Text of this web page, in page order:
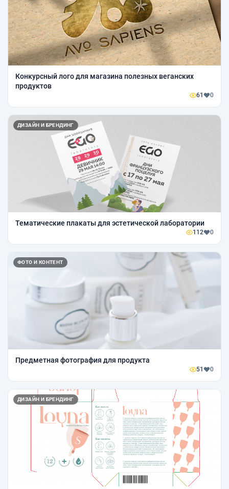
Конкурсный лого для магазина полезных веганских
продуктов
61 0
ДИЗАЙН И БРЕНДИНГ
Тематические плакаты для эстетической лаборатории
112 0
ФОТО И КОНТЕНТ
Предметная фотография для продукта
51 0
ДИЗАЙН И БРЕНДИНГ